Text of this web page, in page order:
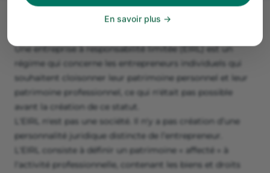
En savoir plus
Une entreprise à responsabilité limitée (EIRL) est un
régime qui concerne les entrepreneurs individuels qui
souhaitent cloisonner leur patrimoine personnel et leur
patrimoine professionnel, ce qui n'était pas possible
avant la création de ce statut.
L'EIRL n'est pas une société. Il n'y a pas création d’une
personnalité juridique distincte de l’entrepreneur.
L'EIRL consiste à définir un patrimoine « affecté » à
l'activité professionnelle, contenant les biens et droits